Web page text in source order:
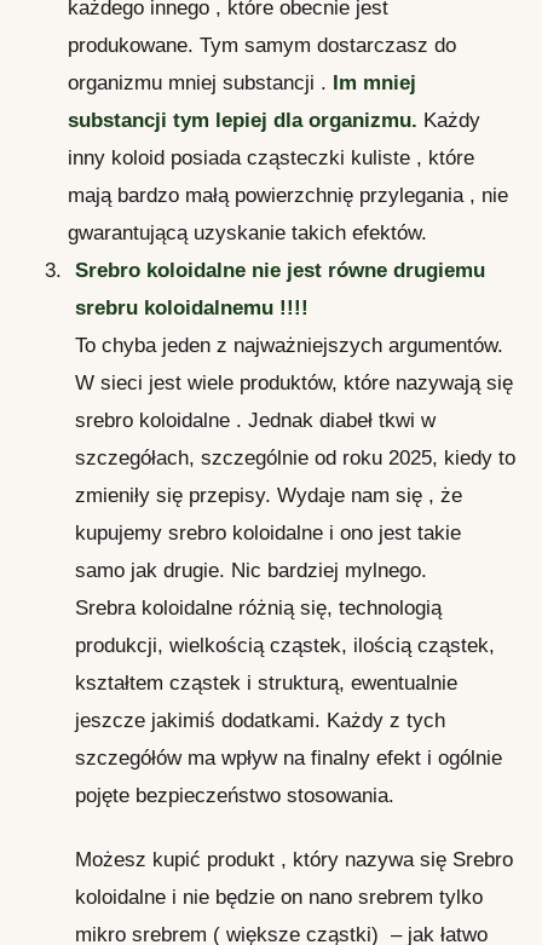
każdego innego , które obecnie jest
produkowane. Tym samym dostarczasz do
organizmu mniej substancji . Im mniej
substancji tym lepiej dla organizmu. Każdy
inny koloid posiada cząsteczki kuliste , które
mają bardzo małą powierzchnię przylegania , nie
gwarantującą uzyskanie takich efektów.
Srebro koloidalne nie jest równe drugiemu
srebru koloidalnemu !!!!
To chyba jeden z najważniejszych argumentów.
W sieci jest wiele produktów, które nazywają się
srebro koloidalne . Jednak diabeł tkwi w
szczegółach, szczególnie od roku 2025, kiedy to
zmieniły się przepisy. Wydaje nam się , że
kupujemy srebro koloidalne i ono jest takie
samo jak drugie. Nic bardziej mylnego.
Srebra koloidalne różnią się, technologią
produkcji, wielkością cząstek, ilością cząstek,
kształtem cząstek i strukturą, ewentualnie
jeszcze jakimiś dodatkami. Każdy z tych
szczegółów ma wpływ na finalny efekt i ogólnie
pojęte bezpieczeństwo stosowania.
Możesz kupić produkt , który nazywa się Srebro
koloidalne i nie będzie on nano srebrem tylko
mikro srebrem ( większe cząstki) – jak łatwo